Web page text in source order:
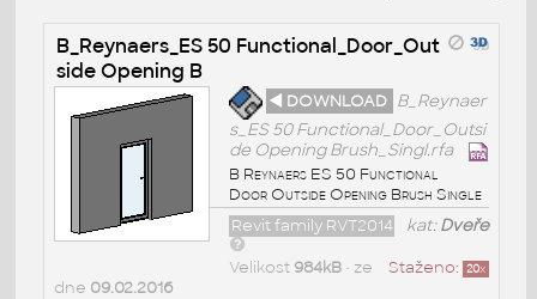
B_Reynaers_ES 50 Functional_Door_Out
side Opening B
◄ DOWNLOAD B_Reynaer
s_ES 50 Functional_Door_Outsi
de Opening Brush_Singl.rfa
B Reynaers ES 50 Functional
Door Outside Opening Brush Single
kat:Dveře
Revit family RVT2014
Staženo: 20x
Velikost 984kB• ze
dne 09.02.2016